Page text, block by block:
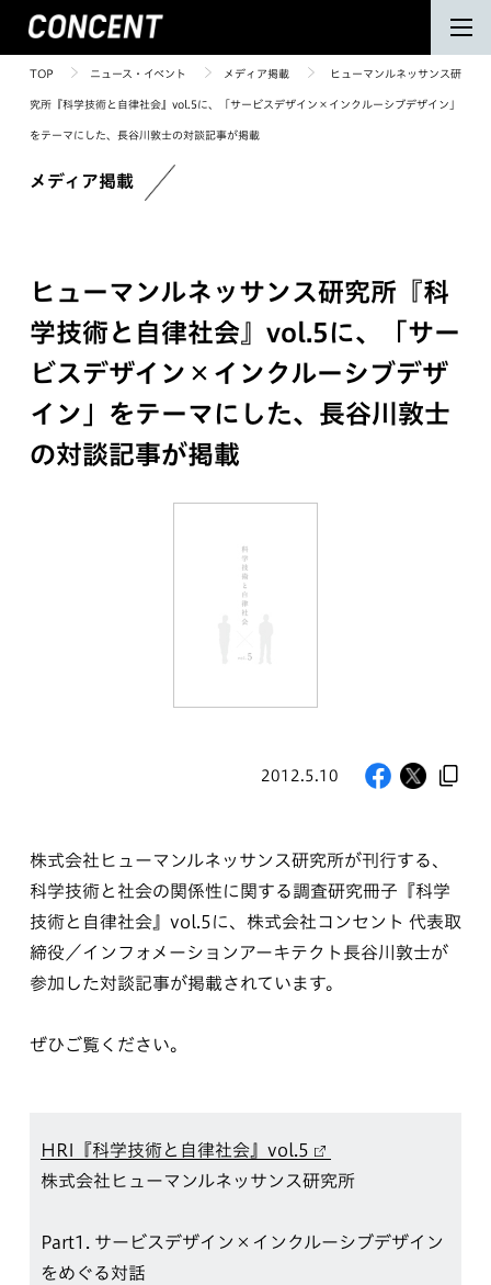
TOP ニュース・イベント メディア掲載 ヒューマンルネッサンス研
究所『科学技術と自律社会』vol.5に、「サービスデザイン×インクルーシブデザイン」
をテーマにした、長谷川敦士の対談記事が掲載
メディア掲載
ヒューマンルネッサンス研究所『科
学技術と自律社会』vol.5に、「サー
ビスデザイン×インクルーシブデザ
イン」をテーマにした、長谷川敦士
の対談記事が掲載
2012.5.10
株式会社ヒューマンルネッサンス研究所が刊行する、
科学技術と社会の関係性に関する調査研究冊子『科学
技術と自律社会』vol.5に、株式会社コンセント 代表取
締役／インフォメーションアーキテクト長谷川敦士が
参加した対談記事が掲載されています。
ぜひご覧ください。
HRI『科学技術と自律社会』vol.5
株式会社ヒューマンルネッサンス研究所
Part1. サービスデザイン×インクルーシブデザイン
をめぐる対話